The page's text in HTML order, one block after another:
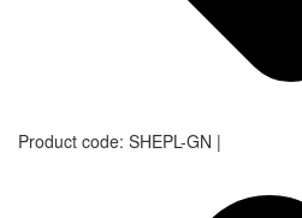
Product code: SHEPL-GN |